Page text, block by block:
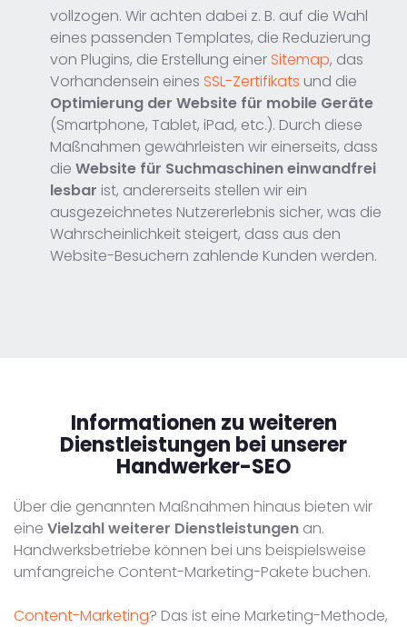
vollzogen. Wir achten dabei z. B. auf die Wahl
eines passenden Templates, die Reduzierung
von Plugins, die Erstellung einer Sitemap, das
Vorhandensein eines SSL-Zertifikats und die
Optimierung der Website für mobile Geräte
(Smartphone, Tablet, iPad, etc.). Durch diese
Maßnahmen gewährleisten wir einerseits, dass
die Website für Suchmaschinen einwandfrei
lesbar ist, andererseits stellen wir ein
ausgezeichnetes Nutzererlebnis sicher, was die
Wahrscheinlichkeit steigert, dass aus den
Website-Besuchern zahlende Kunden werden.
Informationen zu weiteren
Dienstleistungen bei unserer
Handwerker-SEO
Über die genannten Maßnahmen hinaus bieten wir
eine Vielzahl weiterer Dienstleistungen an.
Handwerksbetriebe können bei uns beispielsweise
umfangreiche Content-Marketing-Pakete buchen.
Content-Marketing? Das ist eine Marketing-Methode,